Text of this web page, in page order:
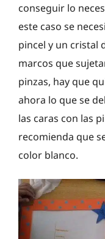
conseguir lo
este caso se
pincel y un cristal
marcos que
pinzas, hay que
ahora lo que se
las caras con las
recomienda que
color blanco.